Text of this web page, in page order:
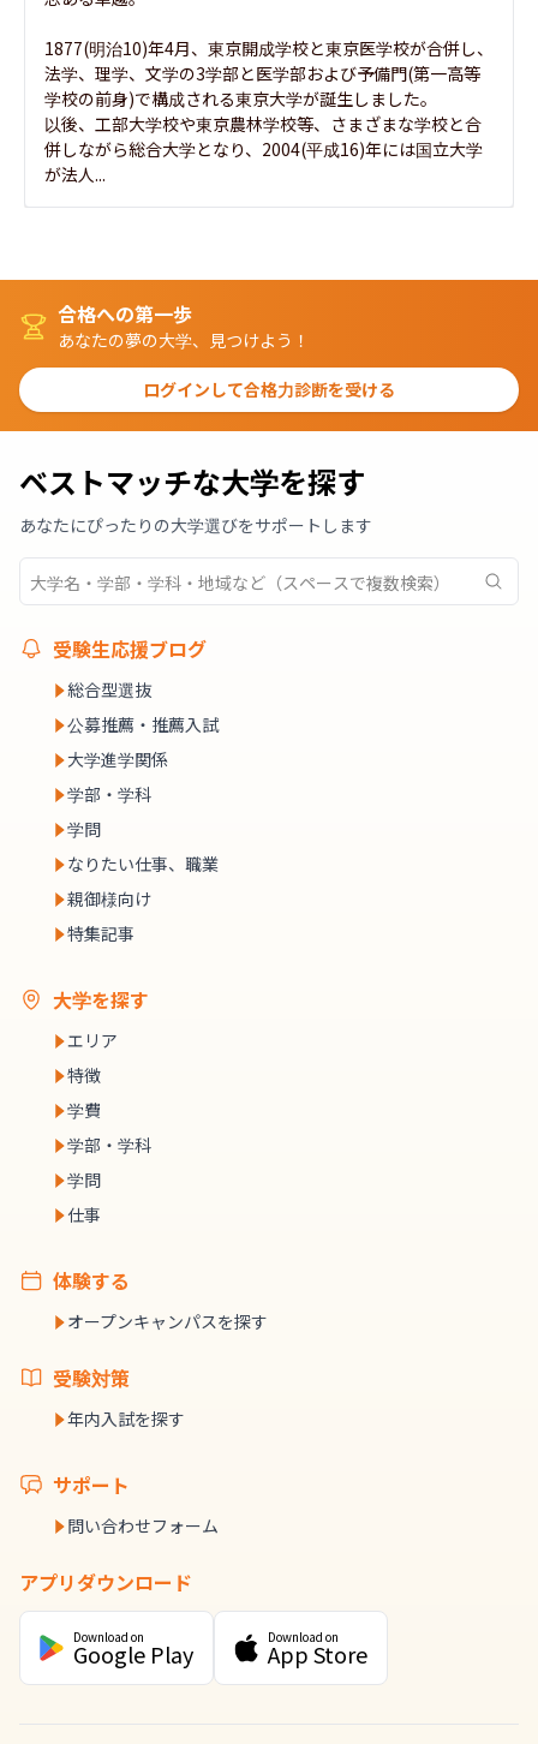
1877(明治10)年4月、東京開成学校と東京医学校が合併し、
法学、理学、文学の3学部と医学部および予備門(第一高等
学校の前身)で構成される東京大学が誕生しました。
以後、工部大学校や東京農林学校等、さまざまな学校と合
併しながら総合大学となり、2004(平成16)年には国立大学
が法人...
合格への第一歩
あなたの夢の大学、見つけよう！
ログインして合格力診断を受ける
ベストマッチな大学を探す
あなたにぴったりの大学選びをサポートします
受験生応援ブログ
総合型選抜
公募推薦・推薦入試
大学進学関係
学部・学科
学問
なりたい仕事、職業
親御様向け
特集記事
大学を探す
エリア
特徴
学費
学部・学科
学問
仕事
体験する
オープンキャンパスを探す
受験対策
年内入試を探す
サポート
問い合わせフォーム
アプリダウンロード
Download on
Google Play
Download on
App Store